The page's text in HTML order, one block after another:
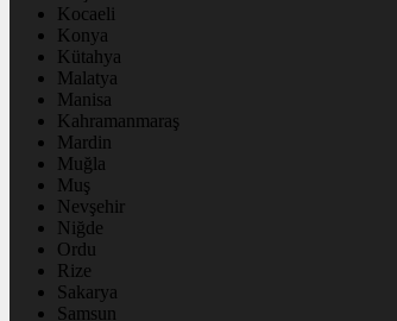
Kocaeli
Konya
Kütahya
Malatya
Manisa
Kahramanmaraş
Mardin
Muğla
Muş
Nevşehir
Niğde
Ordu
Rize
Sakarya
Samsun